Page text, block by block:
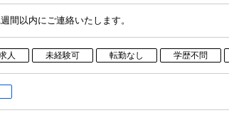
間以内にご連絡いたします。
人 未経験可 転勤なし 学歴不問